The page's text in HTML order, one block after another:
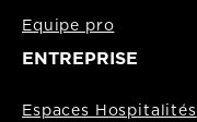
Equipe pro
ENTREPRISE
Espaces Hospitalités